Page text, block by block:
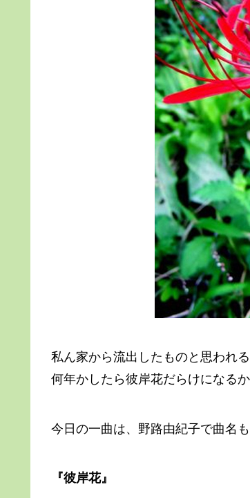
私ん家から流出したものと思われる
何年かしたら彼岸花だらけになるか
今日の一曲は、野路由紀子で曲名
『彼岸花』